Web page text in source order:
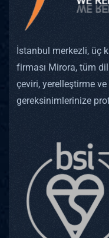
İstanbul merkezli, üç
firması Mirora, tüm
çeviri, yerelleştirme ve
gereksinimlerinize